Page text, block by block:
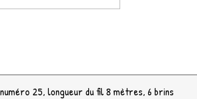
25, longueur du fil 8 mètres, 6 brins